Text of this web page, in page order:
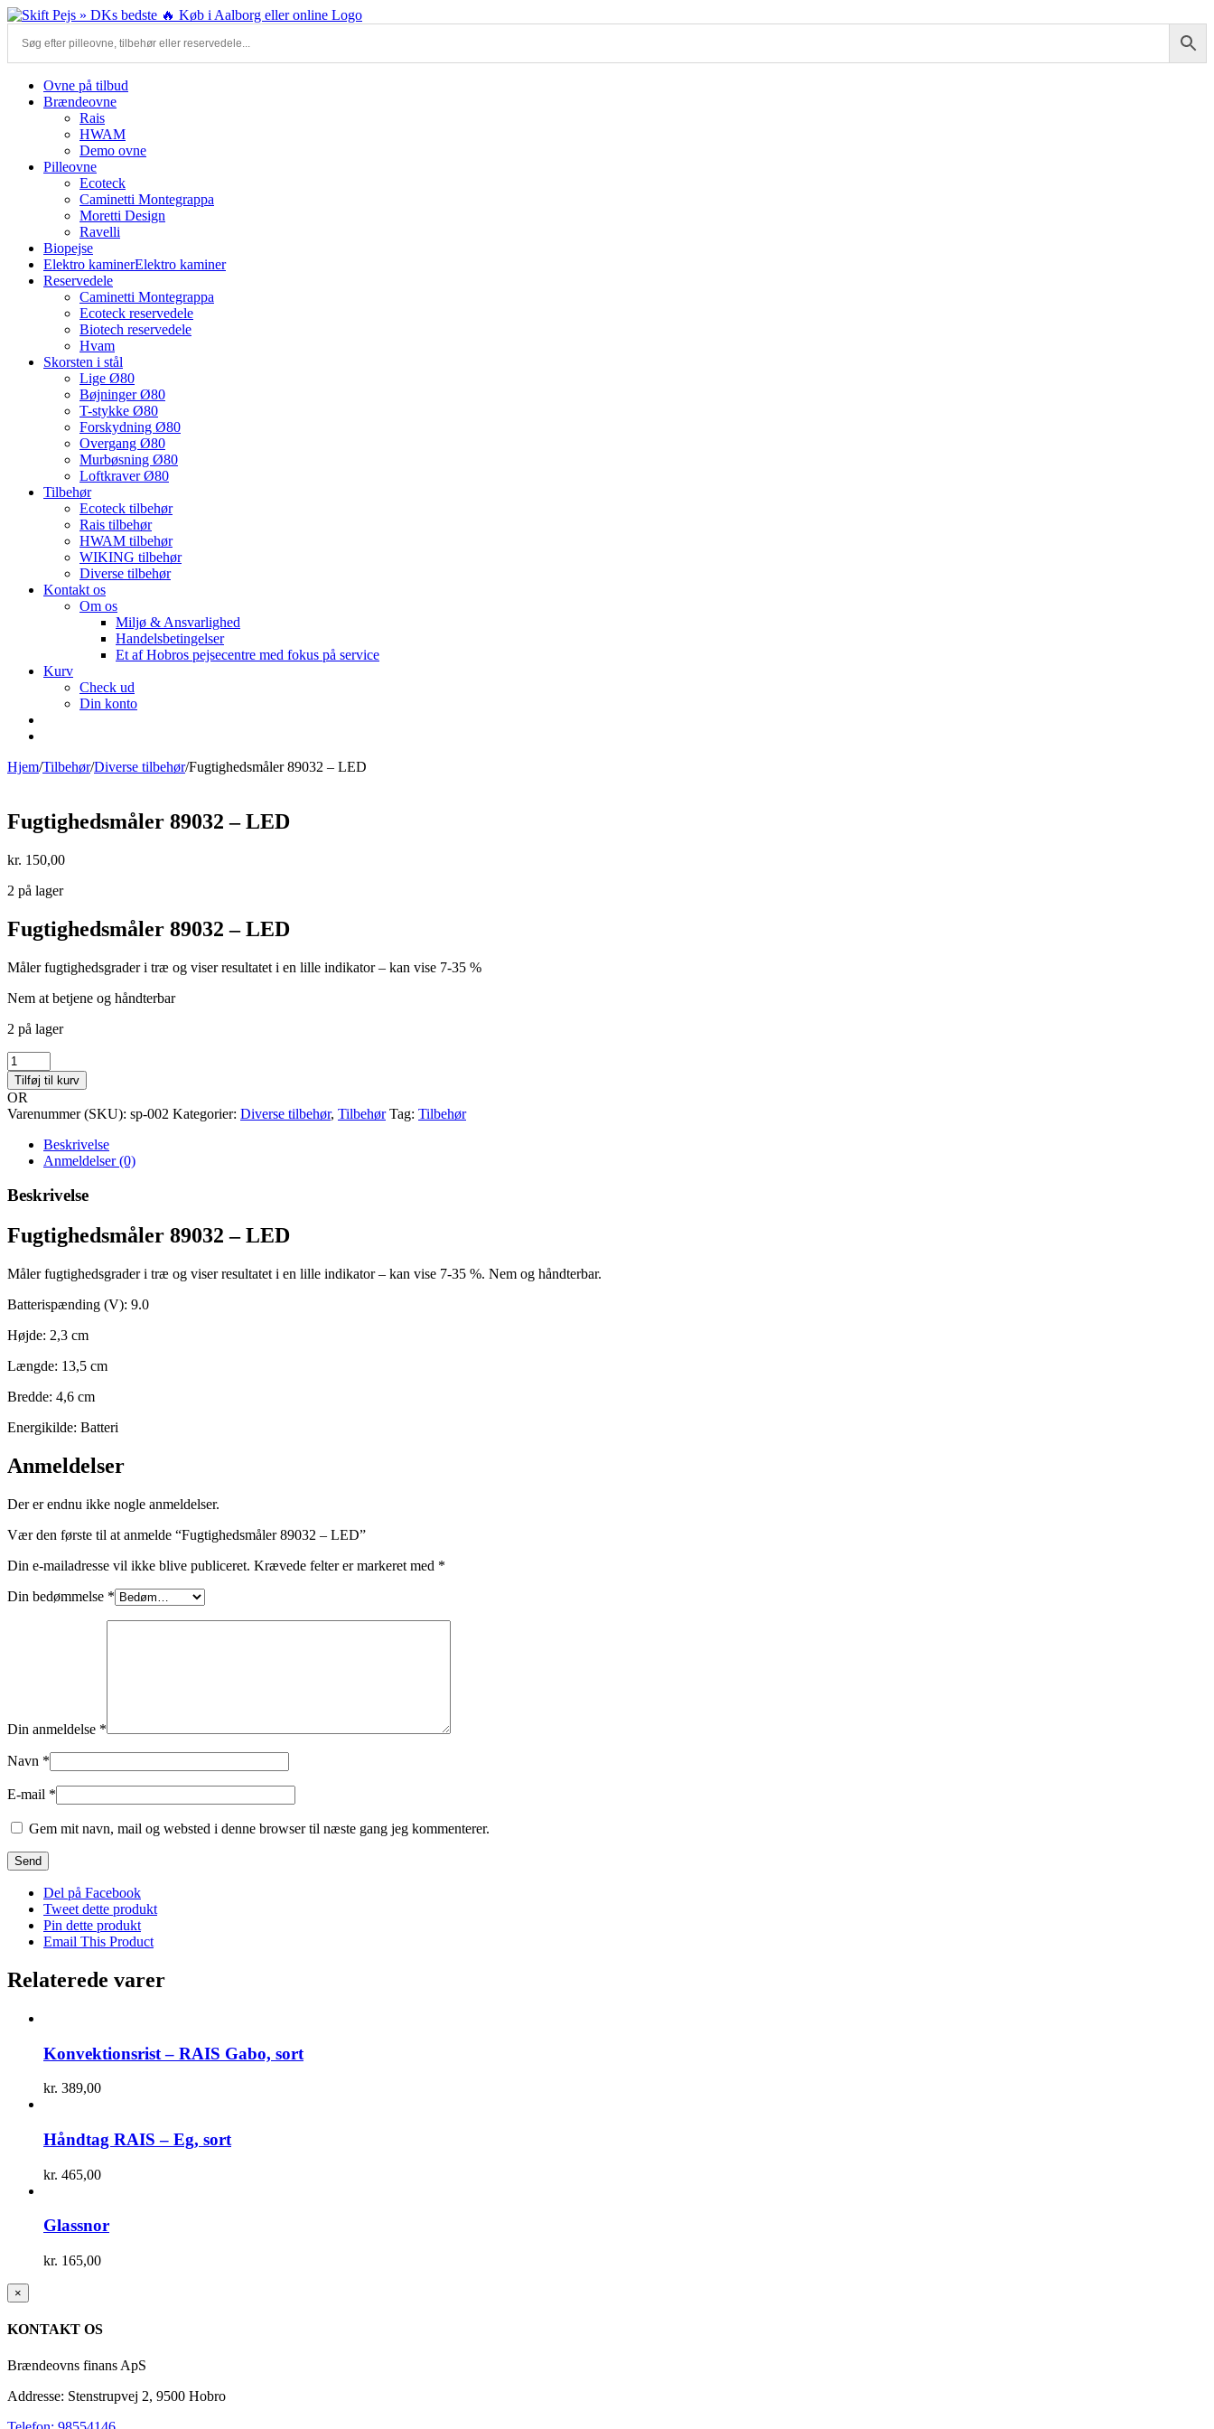
Skip
content
Ovne på tilbud
Brændeovne
Rais
HWAM
Demo ovne
Pilleovne
Ecoteck
Caminetti Montegrappa
Moretti Design
Ravelli
Biopejse
Elektro kaminerElektro kaminer
Reservedele
Caminetti Montegrappa
Ecoteck reservedele
Biotech reservedele
Hvam
Skorsten i stål
Lige Ø80
Bøjninger Ø80
T-stykke Ø80
Forskydning Ø80
Overgang Ø80
Murbøsning Ø80
Loftkraver Ø80
Tilbehør
Ecoteck tilbehør
Rais tilbehør
HWAM tilbehør
WIKING tilbehør
Diverse tilbehør
Kontakt os
Om os
Miljø & Ansvarlighed
Handelsbetingelser
Et af Hobros pejsecentre med fokus på service
Kurv
Check ud
Din konto
Hjem/Tilbehør/Diverse tilbehør/Fugtighedsmåler 89032 – LED
Fugtighedsmåler 89032 – LED
kr. 150,00
2 på lager
Fugtighedsmåler 89032 – LED
Måler fugtighedsgrader i træ og viser resultatet i en lille indikator – kan vise 7-35 %
Nem at betjene og håndterbar
2 på lager
Fugtighedsmåler
89032
-
LED
antal
Tilføj til kurv
OR
Varenummer (SKU): sp-002 Kategorier: Diverse tilbehør, Tilbehør Tag: Tilbehør
Beskrivelse
Anmeldelser (0)
Beskrivelse
Fugtighedsmåler 89032 – LED
Måler fugtighedsgrader i træ og viser resultatet i en lille indikator – kan vise 7-35 %. Nem og håndterbar.
Batterispænding (V): 9.0
Højde: 2,3 cm
Længde: 13,5 cm
Bredde: 4,6 cm
Energikilde: Batteri
Anmeldelser
Der er endnu ikke nogle anmeldelser.
Vær den første til at anmelde “Fugtighedsmåler 89032 – LED”
Din e-mailadresse vil ikke blive publiceret. Krævede felter er markeret med *
Din bedømmelse *
Din anmeldelse *
Navn *
E-mail *
Gem mit navn, mail og websted i denne browser til næste gang jeg kommenterer.
Del på Facebook
Tweet dette produkt
Pin dette produkt
Email This Product
Relaterede varer
Konvektionsrist – RAIS Gabo, sort
kr. 389,00
Håndtag RAIS – Eg, sort
kr. 465,00
Glassnor
kr. 165,00
Close
product
view
×
KONTAKT OS
Brændeovns finans ApS
Addresse: Stenstrupvej 2, 9500 Hobro